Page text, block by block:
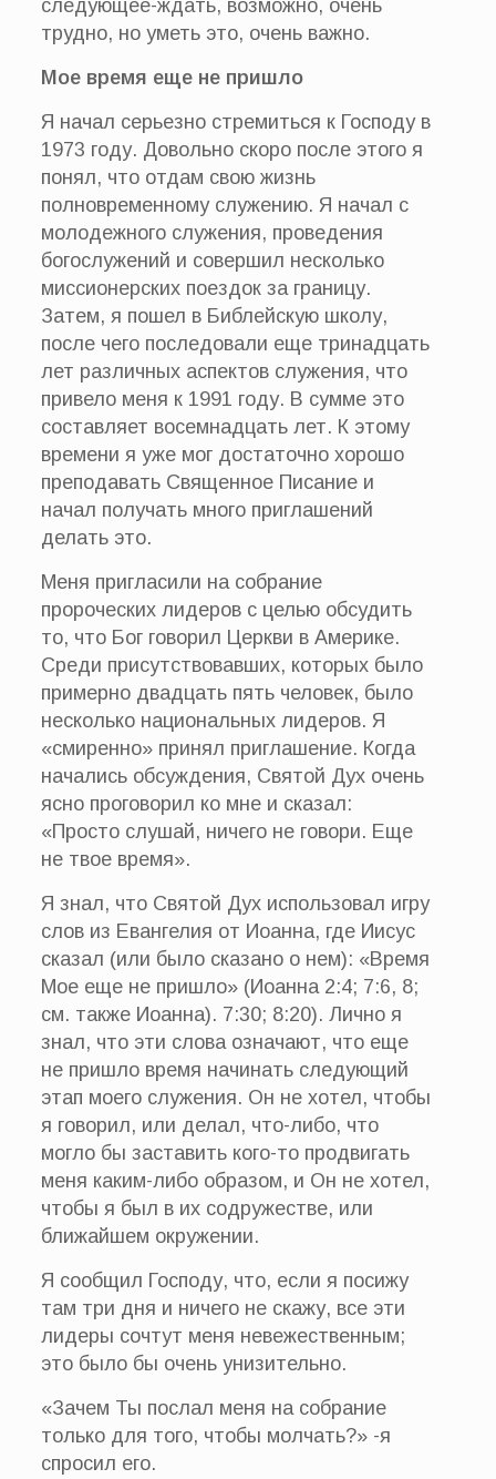
следующее-ждать, возможно, очень
трудно, но уметь это, очень важно.
Мое время еще не пришло
Я начал серьезно стремиться к Господу в
1973 году. Довольно скоро после этого я
понял, что отдам свою жизнь
полновременному служению. Я начал с
молодежного служения, проведения
богослужений и совершил несколько
миссионерских поездок за границу.
Затем, я пошел в Библейскую школу,
после чего последовали еще тринадцать
лет различных аспектов служения, что
привело меня к 1991 году. В сумме это
составляет восемнадцать лет. К этому
времени я уже мог достаточно хорошо
преподавать Священное Писание и
начал получать много приглашений
делать это.
Меня пригласили на собрание
пророческих лидеров с целью обсудить
то, что Бог говорил Церкви в Америке.
Среди присутствовавших, которых было
примерно двадцать пять человек, было
несколько национальных лидеров. Я
«смиренно» принял приглашение. Когда
начались обсуждения, Святой Дух очень
ясно проговорил ко мне и сказал:
«Просто слушай, ничего не говори. Еще
не твое время».
Я знал, что Святой Дух использовал игру
слов из Евангелия от Иоанна, где Иисус
сказал (или было сказано о нем): «Время
Мое еще не пришло» (Иоанна 2:4; 7:6, 8;
см. также Иоанна). 7:30; 8:20). Лично я
знал, что эти слова означают, что еще
не пришло время начинать следующий
этап моего служения. Он не хотел, чтобы
я говорил, или делал, что-либо, что
могло бы заставить кого-то продвигать
меня каким-либо образом, и Он не хотел,
чтобы я был в их содружестве, или
ближайшем окружении.
Я сообщил Господу, что, если я посижу
там три дня и ничего не скажу, все эти
лидеры сочтут меня невежественным;
это было бы очень унизительно.
«Зачем Ты послал меня на собрание
только для того, чтобы молчать?» -я
спросил его.